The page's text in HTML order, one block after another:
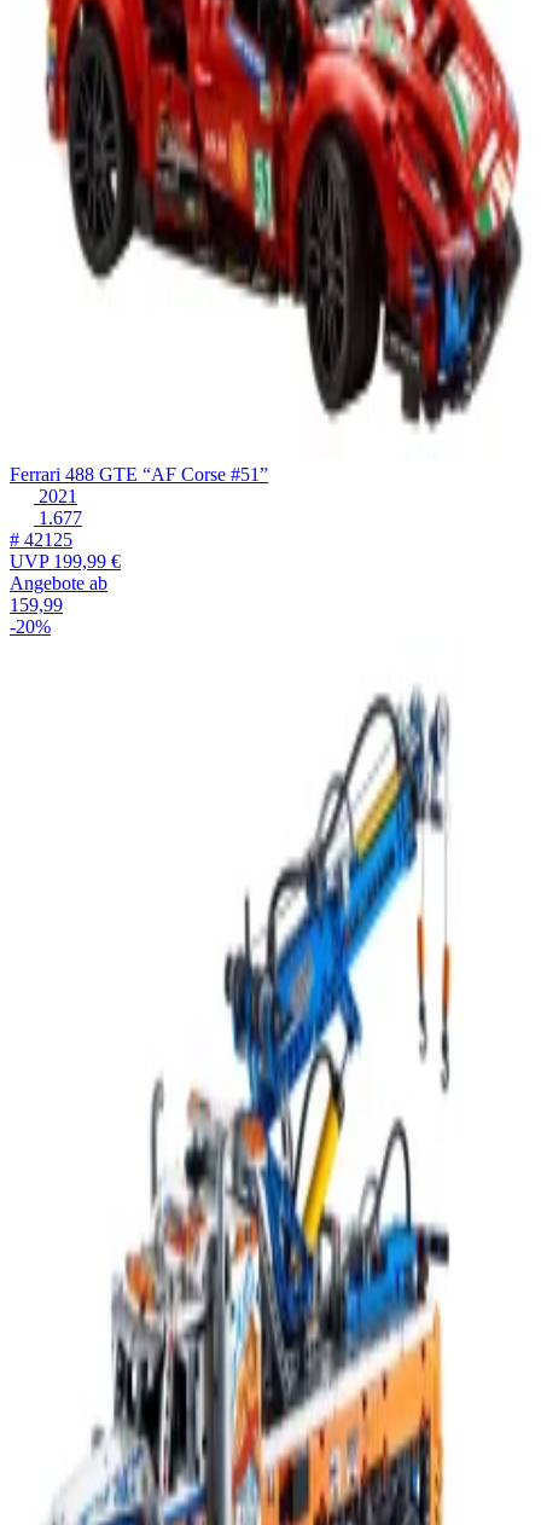
Ferrari 488 GTE “AF Corse #51”
2021
1.677
# 42125
UVP199,99 €
Angebote ab
159,99
-20%